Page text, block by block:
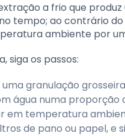
a frio que
tempo; ao contrário
ambiente por
siga os passos:
granulação
água numa proporção
em temperatura
de pano ou papel, e